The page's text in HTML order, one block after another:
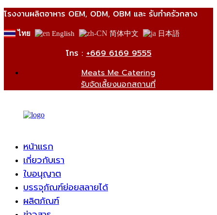
โรงงานผลิตอาหาร OEM, ODM, OBM และ รับทำครัวกลาง
ไทย English 简体中文 日本語
โทร :+669 6169 9555
Meats Me Catering
รับจัดเลี้ยงนอกสถานที่
หน้าแรก
เกี่ยวกับเรา
ใบอนุญาต
บรรจุภัณฑ์ย่อยสลายได้
ผลิตภัณฑ์